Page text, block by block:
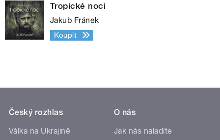
Tropické noci
Jakub Fránek
Koupit
Český rozhlas
Válka na Ukrajině
O nás
Jak nás naladíte